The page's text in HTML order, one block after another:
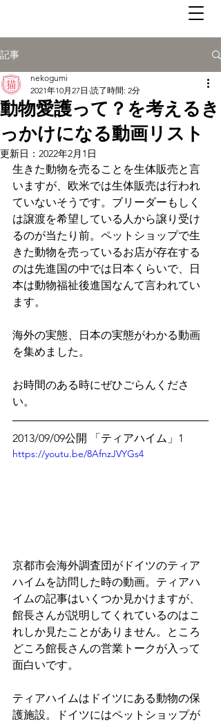
記事
動物愛護って？を考えるき
っかけになる動画リスト
nekogumi
2021年10月27日 読了時間: 2分
更新日： 2022年2月1日
生きた動物を売ることを生体販売と言
いますが、欧米では生体販売は行われ
ていないそうです。ブリーダーもしく
は譲渡を希望している人から譲り受け
るのが当たり前。ペットショップで生
きた動物を売っているお店が存在する
のは先進国の中では日本くらいで、日
本は動物福祉後進国なんて言われてい
ます。
海外の実態、日本の実態がわかる動画
を集めました。
お時間のある時にぜひごらんくださ
い。
2013/09/09公開 「ティアハイム」1
https://youtu.be/8AfnzJVYGs4
京都市会海外調査団がドイツのティア
ハイムを訪問した時の動画。ティアハ
イムの記事はいくつか見かけますが、
館長さんが説明してくれているのはこ
れしか見たことがありません。ところ
どころ館長さんの営業トークが入って
面白いです。
ティアハイムはドイツにある動物の保
護施設。ドイツにはペットショップが